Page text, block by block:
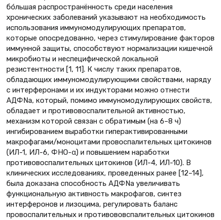
бóльшая распространённость среди населения
хронических заболеваний указывают на необходимость
использования иммуномодулирующих препаратов,
которые опосредованно, через стимулирование факторов
иммунной защиты, способствуют нормализации кишечной
микробиоты и неспецифической локальной
резистентности [1, 11]. К числу таких препаратов,
обладающих иммуномодулирующими свойствами, наряду
с интерферонами и их индукторами можно отнести
АДФNа, который, помимо иммуномодулирующих свойств,
обладает и противовоспалительной активностью,
механизм которой связан с обратимым (на 6–8 ч)
ингибированием выработки гиперактивированными
макрофагами/моноцитами провоспалительных цитокинов
(ИЛ-1, ИЛ-6, ФНО-α) и повышением наработки
противовоспалительных цитокинов (ИЛ-4, ИЛ-10). В
клинических исследованиях, проведенных ранее [12–14],
была доказана способность АДФNа увеличивать
функциональную активность макрофагов, синтез
интерферонов и лизоцима, регулировать баланс
провоспалительных и противововспалительных цитокинов